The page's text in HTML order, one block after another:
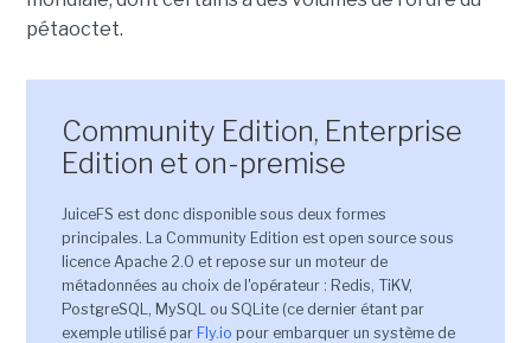
pétaoctet.
Community Edition, Enterprise
Edition et on-premise
JuiceFS est donc disponible sous deux formes
principales. La Community Edition est open source sous
licence Apache 2.0 et repose sur un moteur de
métadonnées au choix de l'opérateur : Redis, TiKV,
PostgreSQL, MySQL ou SQLite (ce dernier étant par
exemple utilisé par Fly.io pour embarquer un système de